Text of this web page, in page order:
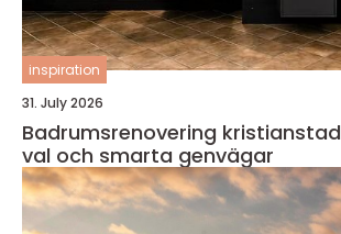
inspiration
31. July 2026
Badrumsrenovering kristianstad planering,
val och smarta genvägar